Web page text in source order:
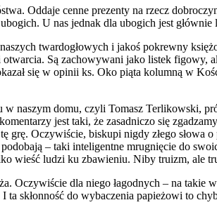
Oddaje cenne prezenty na rzecz
U nas jednak dla ubogich jest głównie
twardogłowych i jakoś pokrewny
Są zachowywani jako listek
się w opinii ks. Oko piąta kolumną w
naszym domu, czyli Tomasz Terlikowski,
jest taki, że zasadniczo się
grę. Oczywiście, biskupi nigdy złego
– taki inteligentne mrugnięcie do
wieść ludzi ku zbawieniu. Niby truizm, ale
Oczywiście dla niego łagodnych – na
ta skłonność do wybaczenia papieżowi to